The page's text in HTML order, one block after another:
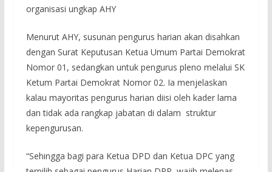
organisasi ungkap AHY
Menurut AHY, susunan pengurus harian akan disahkan
dengan Surat Keputusan Ketua Umum Partai Demokrat
Nomor 01, sedangkan untuk pengurus pleno melalui SK
Ketum Partai Demokrat Nomor 02. Ia menjelaskan
kalau mayoritas pengurus harian diisi oleh kader lama
dan tidak ada rangkap jabatan di dalam struktur
kepengurusan.
“Sehingga bagi para Ketua DPD dan Ketua DPC yang